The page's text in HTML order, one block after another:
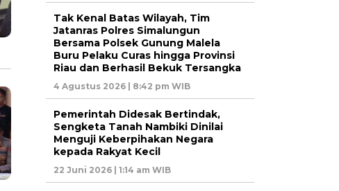
Tak Kenal Batas Wilayah, Tim
Jatanras Polres Simalungun
Bersama Polsek Gunung Malela
Buru Pelaku Curas hingga Provinsi
Riau dan Berhasil Bekuk Tersangka
4 Agustus 2026 | 8:42 pm WIB
Pemerintah Didesak Bertindak,
Sengketa Tanah Nambiki Dinilai
Menguji Keberpihakan Negara
kepada Rakyat Kecil
22 Juni 2026 | 1:14 am WIB